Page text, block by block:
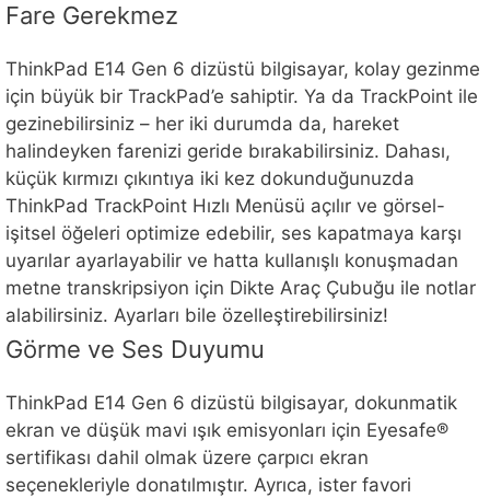
Fare Gerekmez
ThinkPad E14 Gen 6 dizüstü bilgisayar, kolay gezinme
için büyük bir TrackPad’e sahiptir. Ya da TrackPoint ile
gezinebilirsiniz – her iki durumda da, hareket
halindeyken farenizi geride bırakabilirsiniz. Dahası,
küçük kırmızı çıkıntıya iki kez dokunduğunuzda
ThinkPad TrackPoint Hızlı Menüsü açılır ve görsel-
işitsel öğeleri optimize edebilir, ses kapatmaya karşı
uyarılar ayarlayabilir ve hatta kullanışlı konuşmadan
metne transkripsiyon için Dikte Araç Çubuğu ile notlar
alabilirsiniz. Ayarları bile özelleştirebilirsiniz!
Görme ve Ses Duyumu
ThinkPad E14 Gen 6 dizüstü bilgisayar, dokunmatik
ekran ve düşük mavi ışık emisyonları için Eyesafe®
sertifikası dahil olmak üzere çarpıcı ekran
seçenekleriyle donatılmıştır. Ayrıca, ister favori